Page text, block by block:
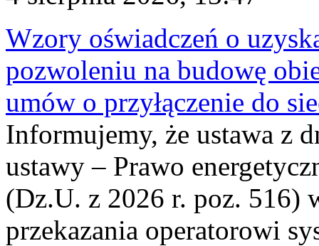
Wzory oświadczeń o
pozwoleniu na budowę
umów o przyłączenie do
Informujemy, że ustawa z
ustawy – Prawo
(Dz.U. z 2026 r. poz. 516)
przekazania operatorowi